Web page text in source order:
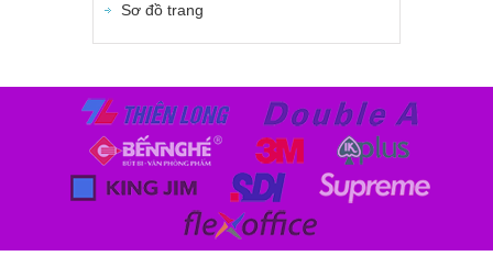
Sơ đồ trang